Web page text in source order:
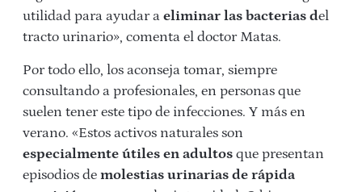
utilidad para ayudar a eliminar las bacterias del
tracto urinario», comenta el doctor Matas.
Por todo ello, los aconseja tomar, siempre
consultando a profesionales, en personas que
suelen tener este tipo de infecciones. Y más en
verano. «Estos activos naturales son
especialmente útiles en adultos que presentan
episodios de molestias urinarias de rápida